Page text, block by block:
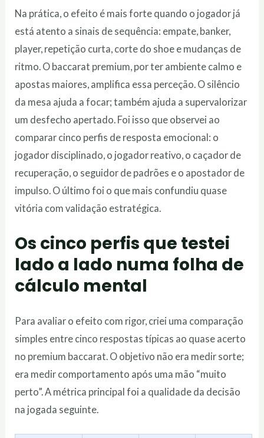
Na prática, o efeito é mais forte quando o jogador já
está atento a sinais de sequência: empate, banker,
player, repetição curta, corte do shoe e mudanças de
ritmo. O baccarat premium, por ter ambiente calmo e
apostas maiores, amplifica essa perceção. O silêncio
da mesa ajuda a focar; também ajuda a supervalorizar
um desfecho apertado. Foi isso que observei ao
comparar cinco perfis de resposta emocional: o
jogador disciplinado, o jogador reativo, o caçador de
recuperação, o seguidor de padrões e o apostador de
impulso. O último foi o que mais confundiu quase
vitória com validação estratégica.
Os cinco perfis que testei
lado a lado numa folha de
cálculo mental
Para avaliar o efeito com rigor, criei uma comparação
simples entre cinco respostas típicas ao quase acerto
no premium baccarat. O objetivo não era medir sorte;
era medir comportamento após uma mão “muito
perto”. A métrica principal foi a qualidade da decisão
na jogada seguinte.